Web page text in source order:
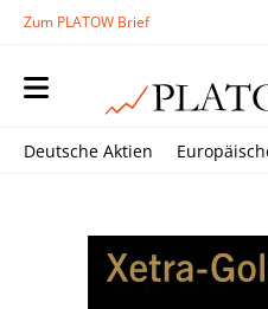
Zum PLATOW Brief
Deutsche Aktien